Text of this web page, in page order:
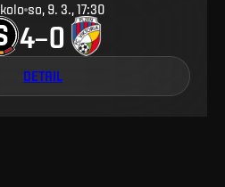
kolo so, 9. 3., 17:30
4–0
DETAIL